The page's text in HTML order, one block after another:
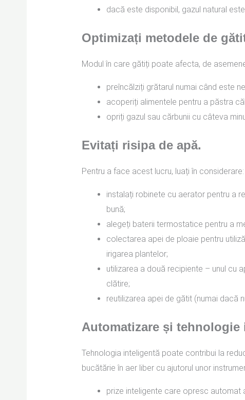
dacă este disponibil, gazul natural
Optimizați metodele de
Modul în care gătiți poate afecta, de
preîncălziți grătarul numai când este
acoperiți alimentele pentru a păstra
opriți gazul sau cărbunii cu câteva
Evitați risipa de apă.
Pentru a face acest lucru, luați în considerare:
instalați robinete cu aerator pentru a
bună;
alegeți baterii termostatice pentru a
colectarea apei de ploaie pentru
irigarea plantelor;
utilizarea a două recipiente – unul cu
clătire;
reutilizarea apei de gătit (numai dacă
Automatizare și tehnologie
Tehnologia inteligentă poate contribui la
bucătărie în aer liber cu ajutorul unor
prize inteligente care opresc automat